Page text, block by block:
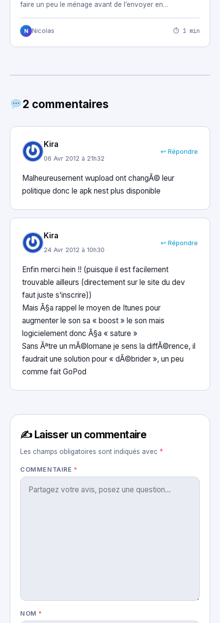
faire un peu le ménage avant de l’envoyer en…
N Nicolas ⏱ 1 min
2 commentaires
Kira
06 Avr 2012 à 21h32
↩ Répondre
Malheureusement wupload ont changÃ© leur
politique donc le apk nest plus disponible
Kira
24 Avr 2012 à 10h30
↩ Répondre
Enfin merci hein !! (puisque il est facilement
trouvable ailleurs (directement sur le site du dev
faut juste s’inscrire))
Mais Ã§a rappel le moyen de Itunes pour
augmenter le son sa « boost » le son mais
logicielement donc Ã§a « sature »
Sans Ãªtre un mÃ©lomane je sens la diffÃ©rence, il
faudrait une solution pour « dÃ©brider », un peu
comme fait GoPod
✍️ Laisser un commentaire
Les champs obligatoires sont indiqués avec *
COMMENTAIRE *
NOM *